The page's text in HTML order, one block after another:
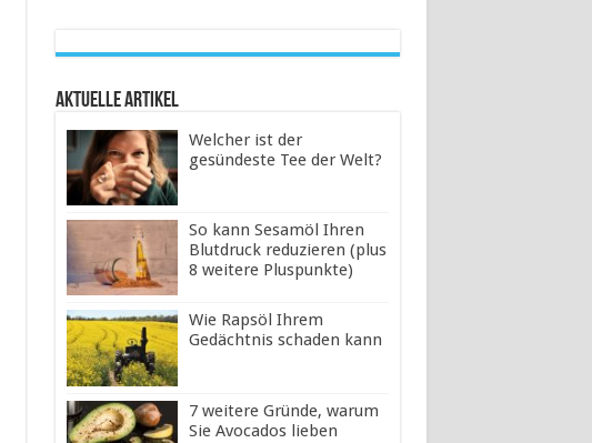
Aktuelle Artikel
Welcher ist der
gesündeste Tee der Welt?
So kann Sesamöl Ihren
Blutdruck reduzieren (plus
8 weitere Pluspunkte)
Wie Rapsöl Ihrem
Gedächtnis schaden kann
7 weitere Gründe, warum
Sie Avocados lieben